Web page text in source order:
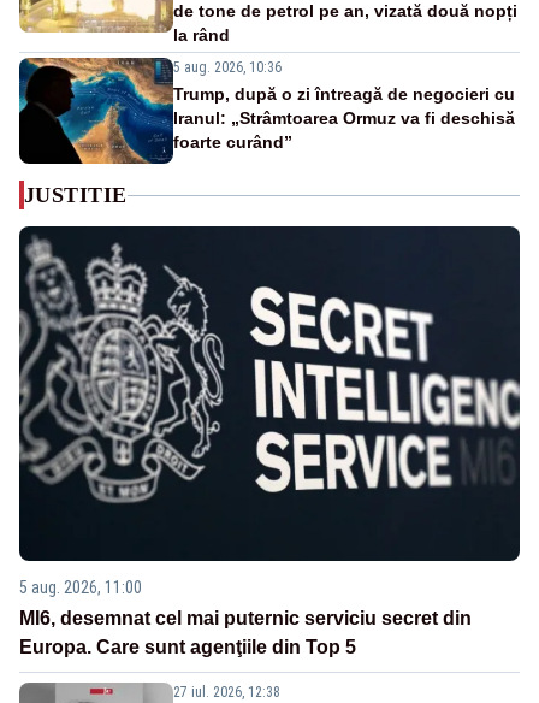
de tone de petrol pe an, vizată două nopți
la rând
5 aug. 2026, 10:36
Trump, după o zi întreagă de negocieri cu
Iranul: „Strâmtoarea Ormuz va fi deschisă
foarte curând”
JUSTITIE
5 aug. 2026, 11:00
MI6, desemnat cel mai puternic serviciu secret din
Europa. Care sunt agenţiile din Top 5
27 iul. 2026, 12:38